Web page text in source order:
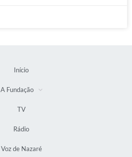
Início
A Fundação
TV
Rádio
Voz de Nazaré